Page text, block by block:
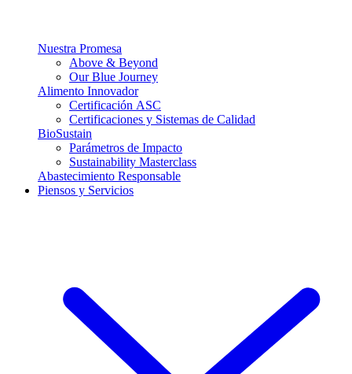
Nuestra Promesa
Above & Beyond
Our Blue Journey
Alimento Innovador
Certificación ASC
Certificaciones y Sistemas de Calidad
BioSustain
Parámetros de Impacto
Sustainability Masterclass
Abastecimiento Responsable
Piensos y Servicios